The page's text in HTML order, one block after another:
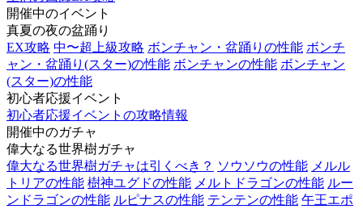
開催中のイベント
真夏の夜の盆踊り
EX攻略 中〜超上級攻略 ボンチャン・盆踊りの性能 ボンチ
ャン・盆踊り(スター)の性能 ボンチャンの性能 ボンチャン
(スター)の性能
初心者応援イベント
初心者応援イベントの攻略情報
開催中のガチャ
偉大なる世界樹ガチャ
偉大なる世界樹ガチャは引くべき？ ソウソウの性能 メルル
トリアの性能 樹神ユグドの性能 メルトドラゴンの性能 ルー
ンドラゴンの性能 ルピナスの性能 テンテンの性能 午王エポ